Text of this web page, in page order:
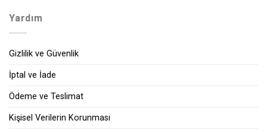
Yardım
Gizlilik ve Güvenlik
İptal ve İade
Ödeme ve Teslimat
Kişisel Verilerin Korunması